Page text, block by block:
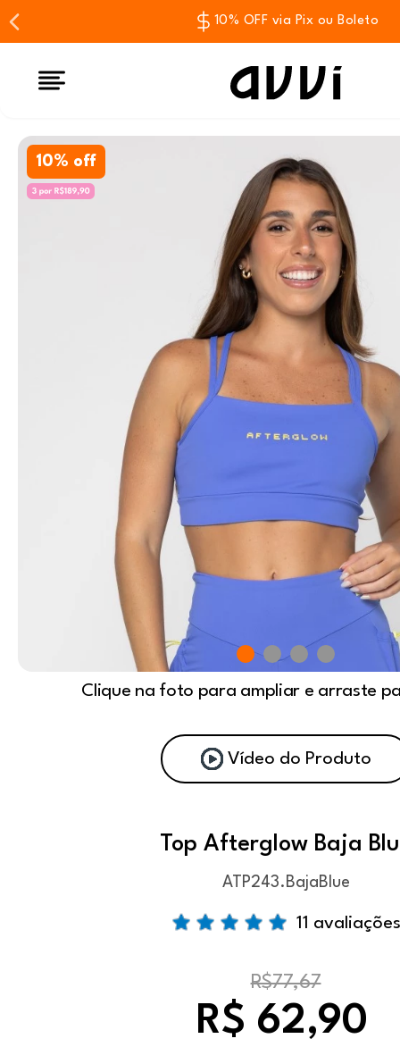
10% OFF via Pix ou Boleto
10% off
Clique na foto para ampliar e arraste
Vídeo do Produto
Top Afterglow Baja
ATP243.BajaBlue
11 avaliações
R$77,67
R$ 62,90